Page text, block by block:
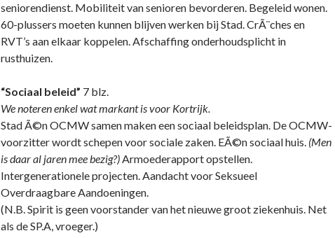
seniorendienst. Mobiliteit van senioren bevorderen. Begeleid wonen.
60-plussers moeten kunnen blijven werken bij Stad. CrÃ¨ches en
RVT’s aan elkaar koppelen. Afschaffing onderhoudsplicht in
rusthuizen.
“Sociaal beleid” 7 blz.
We noteren enkel wat markant is voor Kortrijk.
Stad Ã©n OCMW samen maken een sociaal beleidsplan. De OCMW-
voorzitter wordt schepen voor sociale zaken. EÃ©n sociaal huis. (Men
is daar al jaren mee bezig?)Armoederapport opstellen.
Intergenerationele projecten. Aandacht voor Seksueel
Overdraagbare Aandoeningen.
(N.B. Spirit is geen voorstander van het nieuwe groot ziekenhuis. Net
als de SP.A, vroeger.)